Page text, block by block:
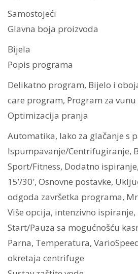
Samostojeći
Glavna boja proizvoda
Bijela
Popis programa
Delikatno program, Bijelo i
care program, Program za
Optimizacija pranja
Automatika, lako za glačanje s
Ispumpavanje/Centrifugiranje,
Sport/Fitness, Dodatno
15’/30′, Osnovne postavke,
odgoda završetka programa,
Više opcija, intenzivno
Start/Pauza sa mogućnošću
Parna, Temperatura,
okretaja centrifuge